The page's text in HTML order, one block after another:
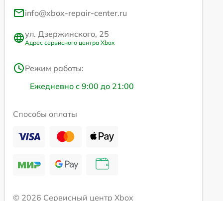
info@xbox-repair-center.ru
ул. Дзержинского, 25
Адрес сервисного центра Xbox
Режим работы:
Ежедневно с 9:00 до 21:00
Способы оплаты
© 2026 Сервисный центр Xbox